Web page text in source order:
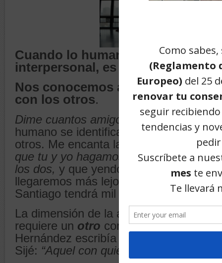
Cuando lo humano se expresa
interpersonal, es cualidad de
Nos conocemos a nosotros
con los otros.
Dime cuantos amigos tienes y te diré
humano se identifica a sí mismo en
otros. Me encanta la idea
de que lo
que tu y yo hagamos sino lo que
los dos, y que yendo juntos, iremos
llegaremos más lejos. Quien haya
Santiago tendrá mil anécdotas.
La dimensión de la amistad, de la
requiere un otro con quien vivir, con
Hernández escribía su Elejía a su
Sijé: “Aquel con quien tanto quería”.